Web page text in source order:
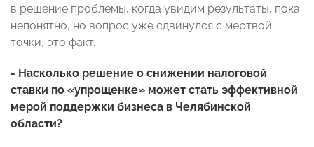
в решение проблемы, когда увидим результаты, пока
непонятно, но вопрос уже сдвинулся с мертвой
точки, это факт.
- Насколько решение о снижении налоговой
ставки по «упрощенке» может стать эффективной
мерой поддержки бизнеса в Челябинской
области?